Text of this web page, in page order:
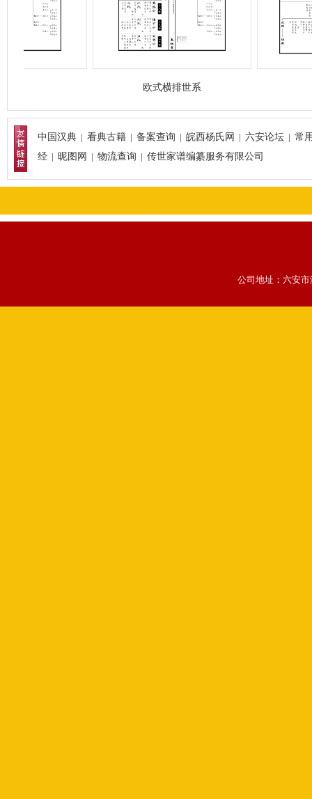
欧式横排世系
中国汉典 | 看典古籍 | 备案查询 | 皖西杨氏网 | 六安论坛 | 常
经 | 昵图网 | 物流查询 | 传世家谱编纂服务有限公司
公司地址：六安